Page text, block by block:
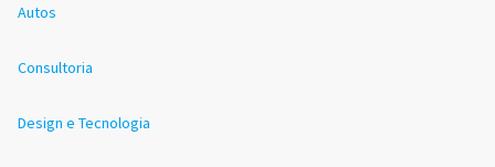
Autos
Consultoria
Design e Tecnologia